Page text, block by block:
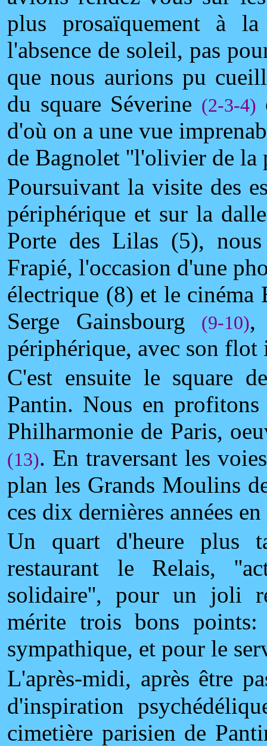
plus prosaïquement à
l'absence de soleil, pas
que nous aurions pu
du square Séverine (2-3-4)
d'où on a une vue
de Bagnolet ''l'olivier de la
Poursuivant la visite des
périphérique et sur la
Porte des Lilas (5),
Frapié, l'occasion d'une
électrique (8) et le
Serge Gainsbourg
(9-10),
périphérique, avec son
C'est ensuite le square
Pantin. Nous en
Philharmonie de Paris,
(13). En traversant les
plan les Grands Moulins
ces dix dernières années
Un quart d'heure plus
restaurant le Relais,
solidaire'', pour un joli
mérite trois bons
sympathique, et pour le
L'après-midi, après être
d'inspiration
cimetière parisien de